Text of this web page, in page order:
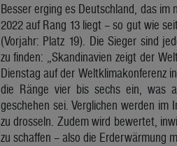
Besser erging es Deutschland, das im
2022 auf Rang 13 liegt – so gut wie
(Vorjahr: Platz 19). Die Sieger sind
zu finden: „Skandinavien zeigt der
Dienstag auf der Weltklimakonferenz
die Ränge vier bis sechs ein, was
geschehen sei. Verglichen werden im
zu drosseln. Zudem wird bewertet,
zu schaffen – also die Erderwärmung